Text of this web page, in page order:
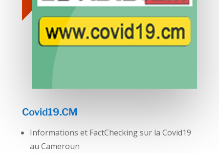
Covid19.CM
Informations et FactChecking sur la Covid19
au Cameroun